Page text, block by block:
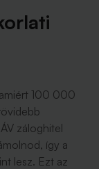
100 000
záloghitel
így a
lesz. Ezt az